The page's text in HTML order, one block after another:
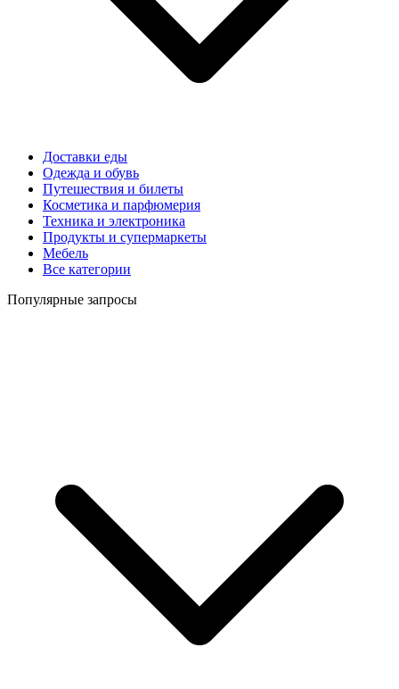
Доставки еды
Одежда и обувь
Путешествия и билеты
Косметика и парфюмерия
Техника и электроника
Продукты и супермаркеты
Мебель
Все категории
Популярные запросы